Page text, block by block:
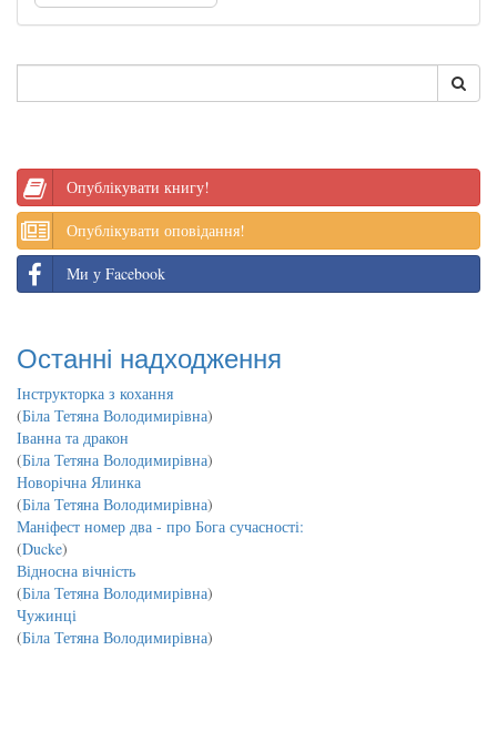
Опублікувати книгу!
Опублікувати оповідання!
Ми у Facebook
Останні надходження
Інструкторка з кохання
(Біла Тетяна Володимирівна)
Іванна та дракон
(Біла Тетяна Володимирівна)
Новорічна Ялинка
(Біла Тетяна Володимирівна)
Маніфест номер два - про Бога сучасності:
(Ducke)
Відносна вічність
(Біла Тетяна Володимирівна)
Чужинці
(Біла Тетяна Володимирівна)